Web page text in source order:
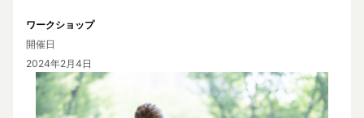
ワークショップ
開催日
2024年2月4日